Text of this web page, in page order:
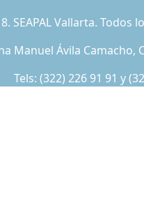
SEAPAL Vallarta. Todos
Manuel Ávila Camacho,
Tels: (322) 226 91 91 y